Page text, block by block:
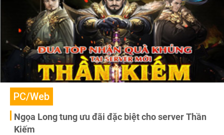
PC/Web
Ngọa Long tung ưu đãi đặc biệt cho server Thần
Kiếm